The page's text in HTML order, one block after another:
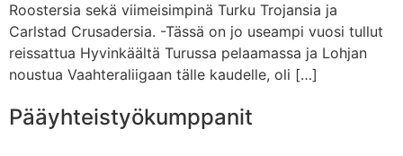
Roostersia sekä viimeisimpinä Turku Trojansia ja
Carlstad Crusadersia. -Tässä on jo useampi vuosi tullut
reissattua Hyvinkäältä Turussa pelaamassa ja Lohjan
noustua Vaahteraliigaan tälle kaudelle, oli […]
Pääyhteistyökumppanit